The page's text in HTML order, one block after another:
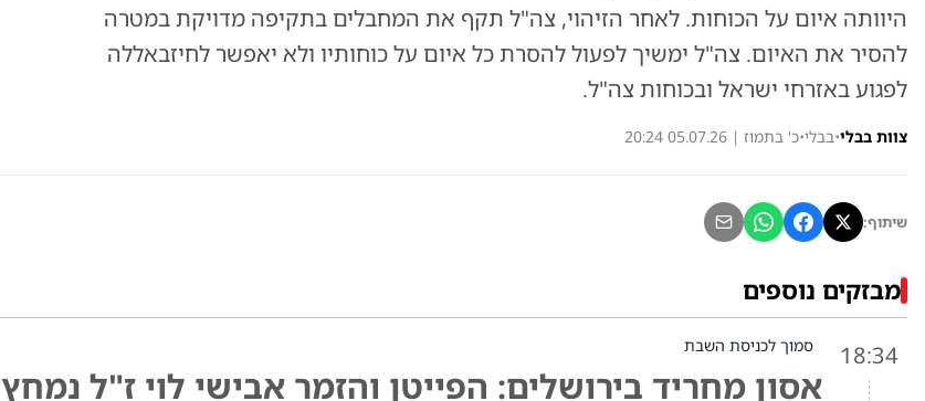
היוותה איום על הכוחות. לאחר הזיהוי, צה"ל תקף את המחבלים בתקיפה מדויקת במטרה
להסיר את האיום. צה"ל ימשיך לפעול להסרת כל איום על כוחותיו ולא יאפשר לחיזבאללה
לפגוע באזרחי ישראל ובכוחות צה"ל.
צוות בבלי•בבלי•כ' בתמוז | 05.07.26 20:24
שיתוף:
מבזקים נוספים
18:34 סמוך לכניסת השבת
אסון מחריד בירושלים: הפייטן והזמר אבישי לוי ז"ל נמחץ